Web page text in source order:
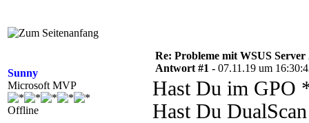
Sunny
Microsoft MVP
Offline
Re: Probleme mit WSUS Server
Antwort #1 - 07.11.19 um
Hast Du im GPO
Hast Du